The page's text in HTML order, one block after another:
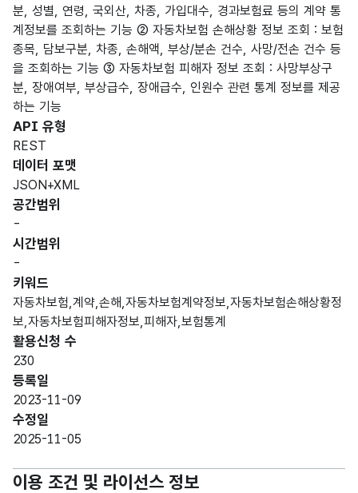
분, 성별, 연령, 국외산, 차종, 가입대수, 경과보험료 등의 계약 통
계정보를 조회하는 기능 ② 자동차보험 손해상황 정보 조회 : 보험
종목, 담보구분, 차종, 손해액, 부상/분손 건수, 사망/전손 건수 등
을 조회하는 기능 ③ 자동차보험 피해자 정보 조회 : 사망부상구
분, 장애여부, 부상급수, 장애급수, 인원수 관련 통계 정보를 제공
하는 기능
API 유형
REST
데이터 포맷
JSON+XML
공간범위
-
시간범위
-
키워드
자동차보험,계약,손해,자동차보험계약정보,자동차보험손해상황정
보,자동차보험피해자정보,피해자,보험통계
활용신청 수
230
등록일
2023-11-09
수정일
2025-11-05
이용 조건 및 라이선스 정보